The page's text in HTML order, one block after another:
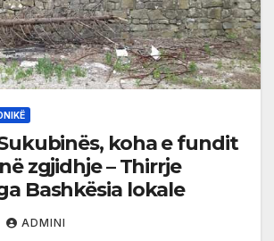
koha e fundit
zgjidhje – Thirrje
Bashkësia lokale
ADMINI